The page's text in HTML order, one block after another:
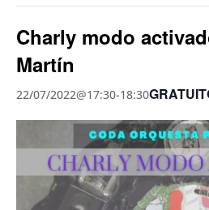
Charly modo
Martín
22/07/2022@17:30-18:30